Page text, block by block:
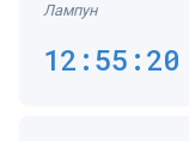
Лампун
12:55:20